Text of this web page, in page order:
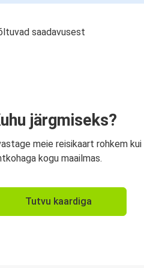
saadavusest
järgmiseks?
meie reisikaart rohkem
kogu maailmas.
Tutvu kaardiga